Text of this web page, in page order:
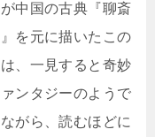
中国の古典『聊斎
を元に描いたこの
、一見すると奇妙
ンタジーのようで
がら、読むほどに